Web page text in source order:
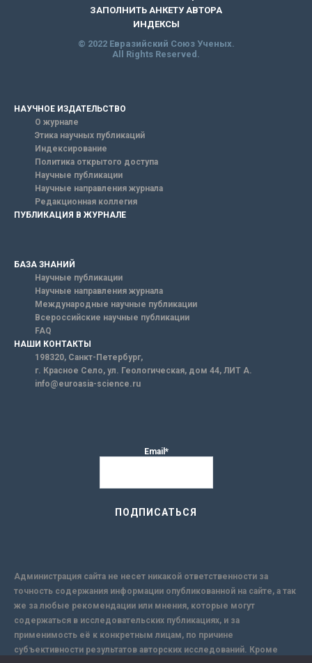
ЗАПОЛНИТЬ АНКЕТУ АВТОРА
ИНДЕКСЫ
© 2022 Евразийский Союз Ученых.
All Rights Reserved.
НАУЧНОЕ ИЗДАТЕЛЬСТВО
О журнале
Этика научных публикаций
Индексирование
Политика открытого доступа
Научные публикации
Научные направления журнала
Редакционная коллегия
ПУБЛИКАЦИЯ В ЖУРНАЛЕ
БАЗА ЗНАНИЙ
Научные публикации
Научные направления журнала
Международные научные публикации
Всероссийские научные публикации
FAQ
НАШИ КОНТАКТЫ
198320, Санкт-Петербург,
г. Красное Село, ул. Геологическая, дом 44, ЛИТ А.
info@euroasia-science.ru
Email*
Администрация сайта не несет никакой ответственности за
точность содержания информации опубликованной на сайте, а так
же за любые рекомендации или мнения, которые могут
содержаться в исследовательских публикациях, и за
применимость её к конкретным лицам, по причине
субъективности результатов авторских исследований. Кроме